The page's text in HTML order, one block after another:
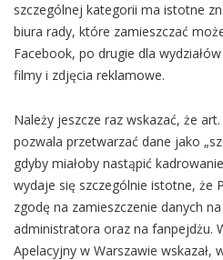
szczególnej kategorii ma istotne
biura rady, które zamieszczać
Facebook, po drugie dla
filmy i zdjęcia reklamowe.
Należy jeszcze raz wskazać, że
pozwala przetwarzać dane jako
gdyby miałoby nastąpić
wydaje się szczególnie istotne, że
zgodę na zamieszczenie danych
administratora oraz na fanpejdżu.
Apelacyjny w Warszawie wskazał,